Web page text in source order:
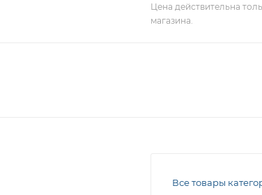
Цена действительна
магазина.
Все товары